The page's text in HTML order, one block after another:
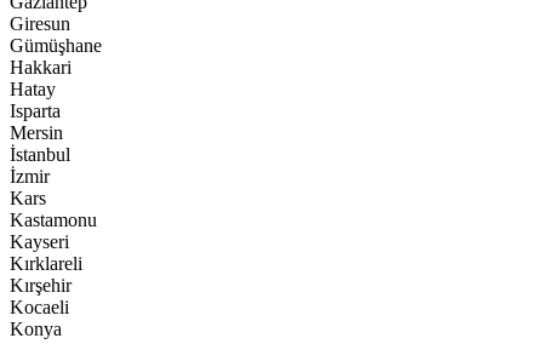
Giresun
Gümüşhane
Hakkari
Hatay
Isparta
Mersin
İstanbul
İzmir
Kars
Kastamonu
Kayseri
Kırklareli
Kırşehir
Kocaeli
Konya